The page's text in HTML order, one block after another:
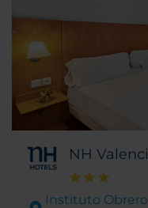
NH
Instituto Obrero